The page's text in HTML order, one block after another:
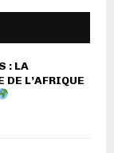
: LA
L’AFRIQUE